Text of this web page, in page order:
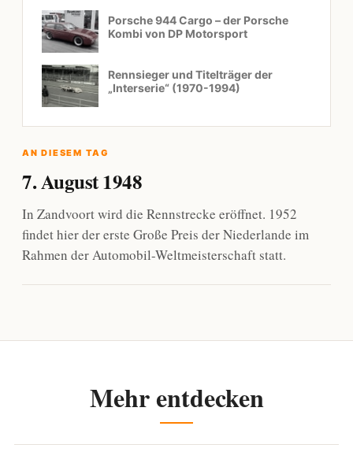
Porsche 944 Cargo – der Porsche
Kombi von DP Motorsport
Rennsieger und Titelträger der
„Interserie“ (1970-1994)
AN DIESEM TAG
7. August 1948
In Zandvoort wird die Rennstrecke eröffnet. 1952
findet hier der erste Große Preis der Niederlande im
Rahmen der Automobil-Weltmeisterschaft statt.
Mehr entdecken